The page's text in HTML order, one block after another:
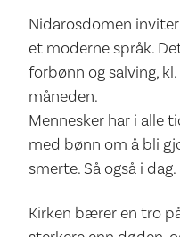
Nidarosdomen
et moderne språk.
forbønn og salving,
måneden.
Mennesker har i alle
med bønn om å bli
smerte. Så også i dag.
Kirken bærer en tro